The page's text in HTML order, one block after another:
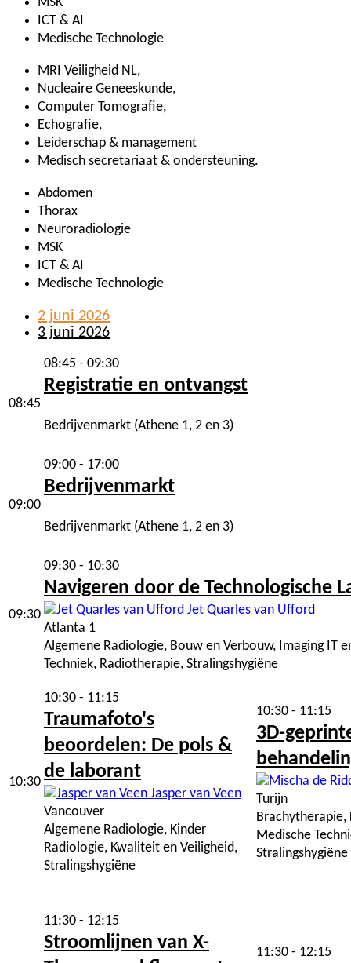
MSK
ICT & AI
Medische Technologie
MRI Veiligheid NL,
Nucleaire Geneeskunde,
Computer Tomografie,
Echografie,
Leiderschap & management
Medisch secretariaat & ondersteuning.
Abdomen
Thorax
Neuroradiologie
MSK
ICT & AI
Medische Technologie
2 juni 2026
3 juni 2026
08:45
08:45 - 09:30
Registratie en ontvangst
Bedrijvenmarkt (Athene 1, 2 en 3)
09:00
09:00 - 17:00
Bedrijvenmarkt
Bedrijvenmarkt (Athene 1, 2 en 3)
09:30
09:30 - 10:30
Navigeren door de Technologische
Jet Quarles van Ufford
Atlanta 1
Algemene Radiologie, Bouw en Verbouw, Imaging IT
Techniek, Radiotherapie, Stralingshygiëne
10:30
10:30 - 11:15
Traumafoto's
beoordelen: De pols &
de laborant
Jasper van Veen
Vancouver
Algemene Radiologie, Kinder
Radiologie, Kwaliteit en Veiligheid,
Stralingshygiëne
10:30 - 11:15
3D-
Turijn
Brachytherapie,
Medische
Stralingshygiëne
11:30 - 12:15
Stroomlijnen van X-
11:30 - 12:15